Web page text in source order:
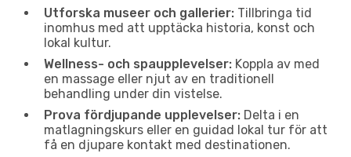
Utforska museer och gallerier: Tillbringa tid
inomhus med att upptäcka historia, konst och
lokal kultur.
Wellness- och spaupplevelser: Koppla av med
en massage eller njut av en traditionell
behandling under din vistelse.
Prova fördjupande upplevelser: Delta i en
matlagningskurs eller en guidad lokal tur för att
få en djupare kontakt med destinationen.